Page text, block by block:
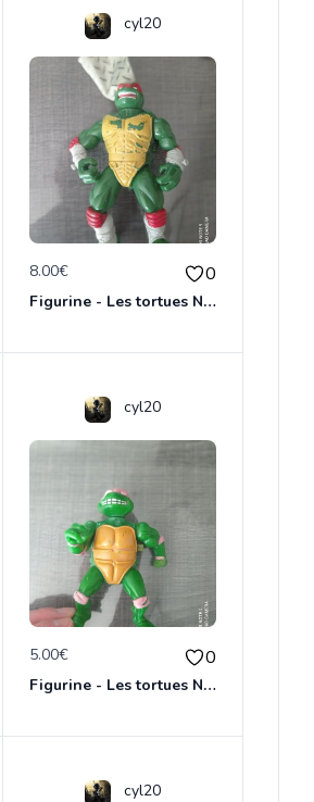
cyl20
8.00€ 0
Figurine - Les tortues Ninja - Raphael
cyl20
5.00€ 0
Figurine - Les tortues Ninja
cyl20